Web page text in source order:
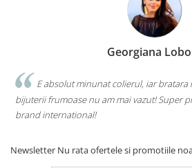
Georgiana
E absolut minunat colierul, iar bratara
bijuterii frumoase nu am mai vazut! Super
brand international!
Newsletter Nu rata ofertele si promotiile